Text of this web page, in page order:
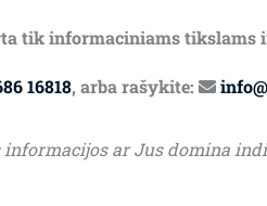
tik informaciniams
16818, arba rašykite:
ar Jus domina